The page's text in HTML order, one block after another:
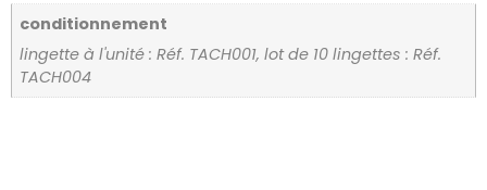
conditionnement
lingette à l'unité : Réf. TACH001, lot de 10 lingettes : Réf.
TACH004